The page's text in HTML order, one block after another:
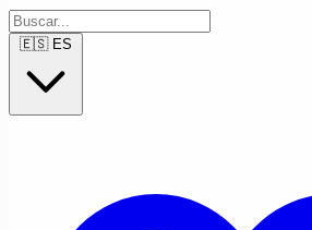
🇪🇸 ES